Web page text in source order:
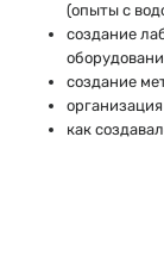
(опыты с
создание
создание
как